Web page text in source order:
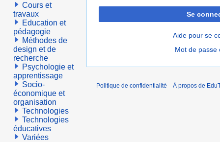
Se
Aide pour se
Mot de passe
Cours et
travaux
Education et
pédagogie
Méthodes de
design et de
recherche
Psychologie et
apprentissage
Socio-
économique et
organisation
Technologies
Technologies
éducatives
Variées
Politique de confidentialité À propos de